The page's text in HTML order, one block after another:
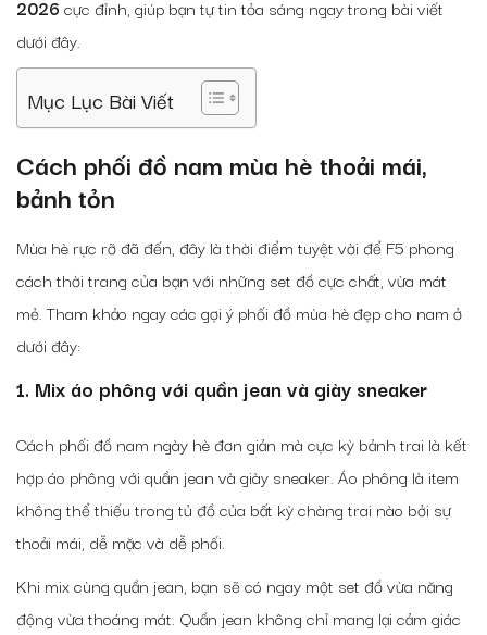
2026 cực đỉnh, giúp bạn tự tin tỏa sáng ngay trong bài viết
dưới đây.
Mục Lục Bài Viết
Cách phối đồ nam mùa hè thoải mái,
bảnh tỏn
Mùa hè rực rỡ đã đến, đây là thời điểm tuyệt vời để F5 phong
cách thời trang của bạn với những set đồ cực chất, vừa mát
mẻ. Tham khảo ngay các gợi ý phối đồ mùa hè đẹp cho nam ở
dưới đây:
1. Mix áo phông với quần jean và giày sneaker
Cách phối đồ nam ngày hè đơn giản mà cực kỳ bảnh trai là kết
hợp áo phông với quần jean và giày sneaker. Áo phông là item
không thể thiếu trong tủ đồ của bất kỳ chàng trai nào bởi sự
thoải mái, dễ mặc và dễ phối.
Khi mix cùng quần jean, bạn sẽ có ngay một set đồ vừa năng
động vừa thoáng mát. Quần jean không chỉ mang lại cảm giác